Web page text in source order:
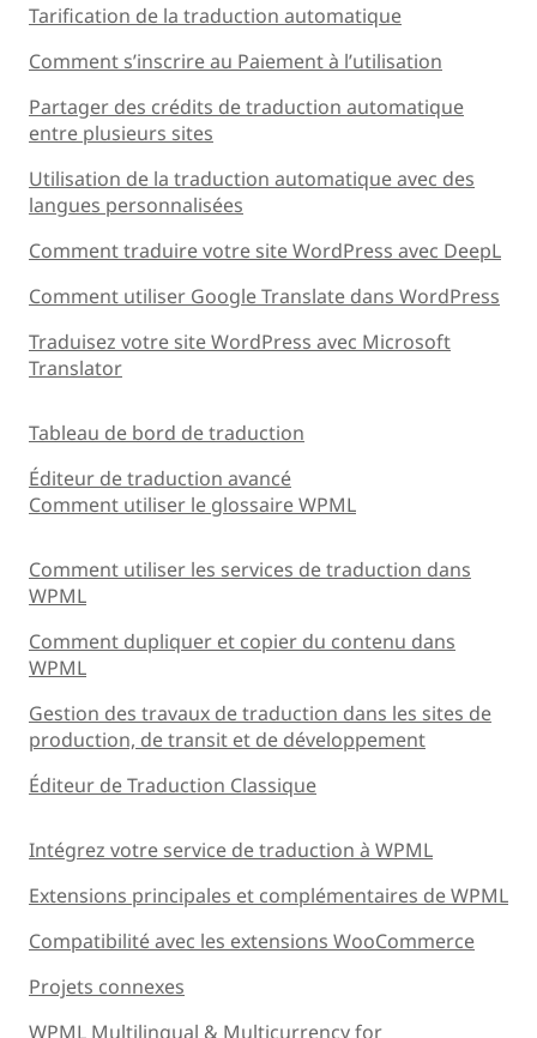
Tarification de la traduction automatique
Comment s’inscrire au Paiement à l’utilisation
Partager des crédits de traduction automatique
entre plusieurs sites
Utilisation de la traduction automatique avec des
langues personnalisées
Comment traduire votre site WordPress avec DeepL
Comment utiliser Google Translate dans WordPress
Traduisez votre site WordPress avec Microsoft
Translator
Tableau de bord de traduction
Éditeur de traduction avancé
Comment utiliser le glossaire WPML
Comment utiliser les services de traduction dans
WPML
Comment dupliquer et copier du contenu dans
WPML
Gestion des travaux de traduction dans les sites de
production, de transit et de développement
Éditeur de Traduction Classique
Intégrez votre service de traduction à WPML
Extensions principales et complémentaires de WPML
Compatibilité avec les extensions WooCommerce
Projets connexes
WPML Multilingual & Multicurrency for